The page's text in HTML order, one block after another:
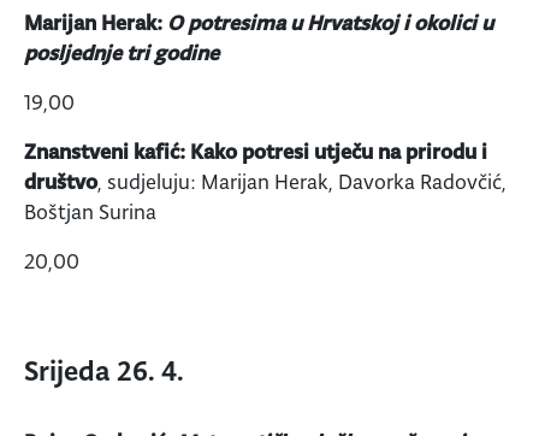
Marijan Herak: O potresima u Hrvatskoj i okolici u
posljednje tri godine
19,00
Znanstveni kafić: Kako potresi utječu na prirodu i
društvo, sudjeluju: Marijan Herak, Davorka Radovčić,
Boštjan Surina
20,00
Srijeda 26. 4.